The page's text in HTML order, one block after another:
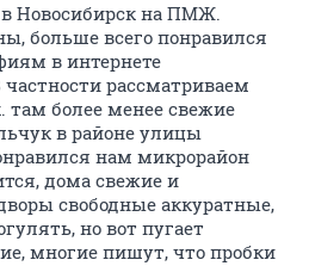
Новосибирск на ПМЖ.
больше всего понравился
в интернете
рассматриваем
там более менее свежие
в районе улицы
нам микрорайон
дома свежие и
свободные аккуратные,
но вот пугает
многие пишут, что пробки